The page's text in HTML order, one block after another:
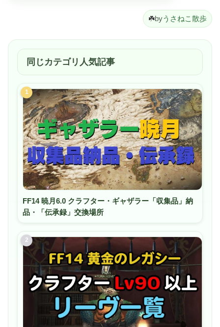
☘️byうさねこ散歩
同じカテゴリ人気記事
1
FF14 暁月6.0 クラフター・ギャザラー「収集品」納
品・「伝承録」交換場所
2